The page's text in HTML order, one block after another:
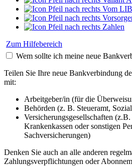
Vom
Zahlen
Zum Hilfebereich
Wem sollte ich meine neue
Teilen Sie Ihre neue Bankverbindung
mit:
Arbeitgeber/in (für die
Behörden (z. B. Steueramt,
Versicherungsgesellschaften
Krankenkassen oder sonstigen
Sachversicherungen)
Denken Sie auch an alle anderen
Zahlungsverpflichtungen oder